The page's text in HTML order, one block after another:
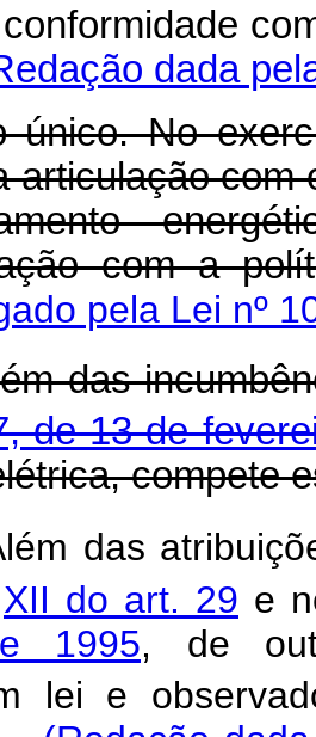
dada
único. No
articulação com
com a
pela Lei nº
das
de 13 de
compete
das
XII do art. 29 e
1995, de
lei e